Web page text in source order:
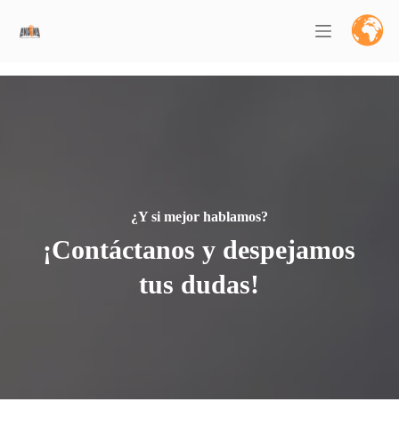
contenido
¿Y si mejor hablamos?
¡Contáctanos y despejamos
tus dudas!